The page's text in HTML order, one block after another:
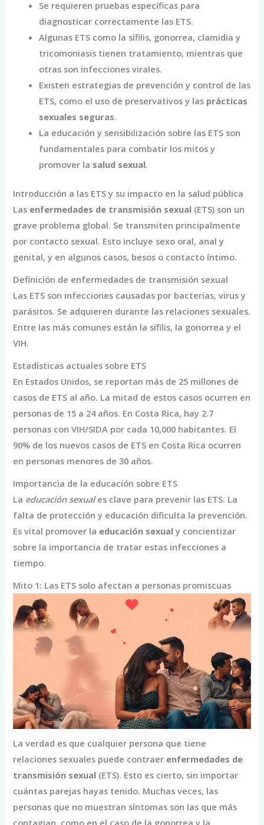
Se requieren pruebas específicas para
diagnosticar correctamente las ETS.
Algunas ETS como la sífilis, gonorrea, clamidia y
tricomoniasis tienen tratamiento, mientras que
otras son infecciones virales.
Existen estrategias de prevención y control de las
ETS, como el uso de preservativos y las prácticas
sexuales seguras.
La educación y sensibilización sobre las ETS son
fundamentales para combatir los mitos y
promover la salud sexual.
Introducción a las ETS y su impacto en la salud pública
Las enfermedades de transmisión sexual (ETS) son un
grave problema global. Se transmiten principalmente
por contacto sexual. Esto incluye sexo oral, anal y
genital, y en algunos casos, besos o contacto íntimo.
Definición de enfermedades de transmisión sexual
Las ETS son infecciones causadas por bacterias, virus y
parásitos. Se adquieren durante las relaciones sexuales.
Entre las más comunes están la sífilis, la gonorrea y el
VIH.
Estadísticas actuales sobre ETS
En Estados Unidos, se reportan más de 25 millones de
casos de ETS al año. La mitad de estos casos ocurren en
personas de 15 a 24 años. En Costa Rica, hay 2.7
personas con VIH/SIDA por cada 10,000 habitantes. El
90% de los nuevos casos de ETS en Costa Rica ocurren
en personas menores de 30 años.
Importancia de la educación sobre ETS
La educación sexuales clave para prevenir las ETS. La
falta de protección y educación dificulta la prevención.
Es vital promover la educación sexual y concientizar
sobre la importancia de tratar estas infecciones a
tiempo.
Mito 1: Las ETS solo afectan a personas promiscuas
La verdad es que cualquier persona que tiene
relaciones sexuales puede contraer enfermedades de
transmisión sexual (ETS). Esto es cierto, sin importar
cuántas parejas hayas tenido. Muchas veces, las
personas que no muestran síntomas son las que más